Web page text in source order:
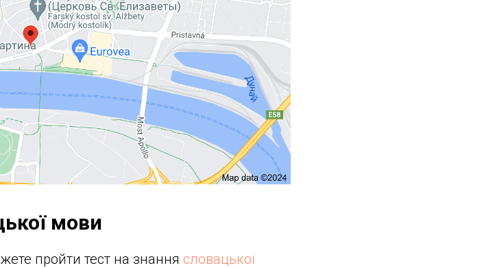
мови
пройти тест на знання словацької